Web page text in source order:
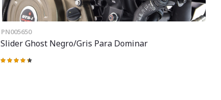
PN005650
Slider Ghost Negro/gris Para Dominar
Valoración: